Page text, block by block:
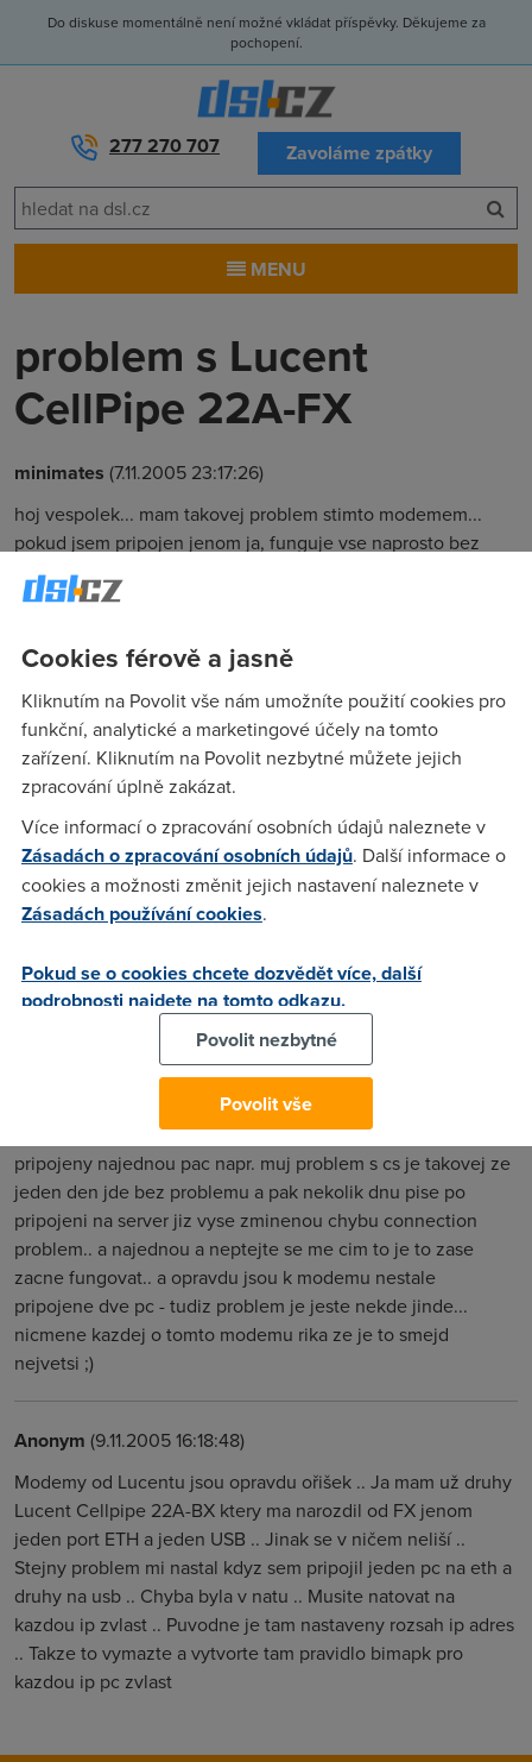
Do diskuse momentálně není možné vkládat příspěvky. Děkujeme za
pochopení.
277 270 707 Zavoláme zpátky
MENU
problem s Lucent
CellPipe 22A-FX
minimates (7.11.2005 23:17:26)
hoj vespolek... mam takovej problem stimto modemem...
pokud jsem pripojen jenom ja, funguje vse naprosto bez
problemu, ale pokud pripojim jeste druhej pocitac, okamzite
prestane fungovat connect u nekterejch veci... napriklad ICQ
connection problem :( problem nastane jakmile druhy
normalne jeden i druhy... oba nikoliv... jsem co se tyce adsl
jeste zelenac, tak kazda rada dobra... pokud se najde nejaka
dobra duse, ktera vi tak prosim na minimates@seznam.cz
Pavel(8.11.2005 13:46:53)
Zadny takovy! Piste to sem! Tenhle modem mam jiz take na
ceste a pokud se mi vyskytne podobny problem, tak bych
(9.11.2005 15:26:16)
stejnej modem, podobnej problem.. icq zda se ze funguje
jak ma, ale to CSko zlobi a zlobi.. ale nevypozoroval sem na
cem to zavisi.. nerek bych ze to je primo tim, ze sou oba pc
pripojeny najednou pac napr. muj problem s cs je takovej ze
jeden den jde bez problemu a pak nekolik dnu pise po
pripojeni na server jiz vyse zminenou chybu connection
problem.. a najednou a neptejte se me cim to je to zase
zacne fungovat.. a opravdu jsou k modemu nestale
pripojene dve pc - tudiz problem je jeste nekde jinde...
nicmene kazdej o tomto modemu rika ze je to smejd
nejvetsi ;)
Anonym (9.11.2005 16:18:48)
Modemy od Lucentu jsou opravdu ořišek .. Ja mam už druhy
Lucent Cellpipe 22A-BX ktery ma narozdil od FX jenom
jeden port ETH a jeden USB .. Jinak se v ničem neliší ..
Stejny problem mi nastal kdyz sem pripojil jeden pc na eth a
druhy na usb .. Chyba byla v natu .. Musite natovat na
kazdou ip zvlast .. Puvodne je tam nastaveny rozsah ip adres
.. Takze to vymazte a vytvorte tam pravidlo bimapk pro
kazdou ip pc zvlast
Cookies férově a jasně
Kliknutím na Povolit vše nám umožníte použití cookies pro
funkční, analytické a marketingové účely na tomto
zařízení. Kliknutím na Povolit nezbytné můžete jejich
zpracování úplně zakázat.
Více informací o zpracování osobních údajů naleznete v
Zásadách o zpracování osobních údajů. Další informace o
cookies a možnosti změnit jejich nastavení naleznete v
Zásadách používání cookies.
Pokud se o cookies chcete dozvědět více, další
podrobnosti najdete na tomto odkazu.
Povolit nezbytné
Povolit vše